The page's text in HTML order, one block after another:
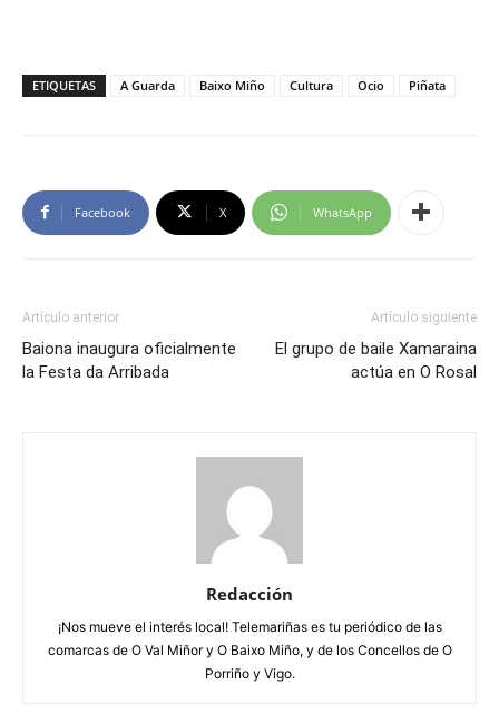
ETIQUETAS A Guarda Baixo Miño Cultura Ocio Piñata
Facebook X WhatsApp
Artículo anterior
Baiona inaugura oficialmente
la Festa da Arribada
Artículo siguiente
El grupo de baile Xamaraina
actúa en O Rosal
Redacción
¡Nos mueve el interés local! Telemariñas es tu periódico de las
comarcas de O Val Miñor y O Baixo Miño, y de los Concellos de O
Porriño y Vigo.